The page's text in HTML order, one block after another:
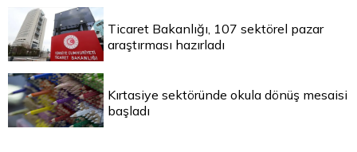
Ticaret Bakanlığı, 107 sektörel pazar
araştırması hazırladı
Kırtasiye sektöründe okula dönüş mesaisi
başladı